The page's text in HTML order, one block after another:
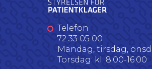
Telefon
72 33 05 00
Mandag, tirsdag,
Torsdag: kl. 8.00-16.00